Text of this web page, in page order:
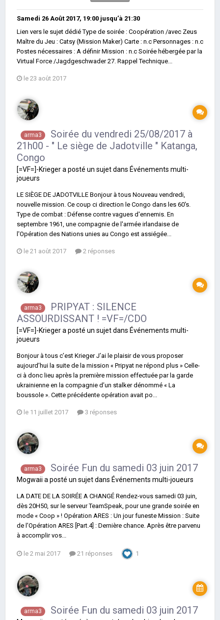
Samedi 26 Août 2017, 19:00 jusqu’à 21:30
Lien vers le sujet dédié Type de soirée : Coopération /avec Zeus
Maître du Jeu : Catsy (Mission Maker) Carte : n.c Personnages : n.c
Postes nécessaires : A définir Mission : n.c Soirée hébergée par la
Virtual Force /Jagdgeschwader 27. Rappel Technique...
le 23 août 2017
arma3
Soirée du vendredi 25/08/2017 à
21h00 - " Le siège de Jadotville " Katanga,
Congo
[=VF=]-Kriegera posté un sujet dans Événements multi-
joueurs
LE SIÈGE DE JADOTVILLE Bonjour à tous Nouveau vendredi,
nouvelle mission. Ce coup ci direction le Congo dans les 60's.
Type de combat : Défense contre vagues d'ennemis. En
septembre 1961, une compagnie de l'armée irlandaise de
l'Opération des Nations unies au Congo est assiégée...
le 21 août 2017 2 réponses
arma3
PRIPYAT : SILENCE
ASSOURDISSANT ! =VF=/CDO
[=VF=]-Kriegera posté un sujet dans Événements multi-
joueurs
Bonjour à tous c’est Krieger J’ai le plaisir de vous proposer
aujourd’hui la suite de la mission « Pripyat ne répond plus » Celle-
ci à donc lieu après la première mission effectuée par la garde
ukrainienne en la compagnie d’un stalker dénommé « La
boussole ». Cette précédente opération avait po...
le 11 juillet 2017 3 réponses
arma3 Soirée Fun du samedi 03 juin 2017
Mogwaii a posté un sujet dans Événements multi-joueurs
LA DATE DE LA SOIRÉE A CHANGÉ Rendez-vous samedi 03 juin,
dès 20H50, sur le serveur TeamSpeak, pour une grande soirée en
mode « Coop » ! Opération ARES : Un jour funeste Mission : Suite
de l'Opération ARES [Part.4] : Dernière chance. Après être parvenu
à accomplir vos...
le 2 mai 2017 21 réponses 1
arma3 Soirée Fun du samedi 03 juin 2017